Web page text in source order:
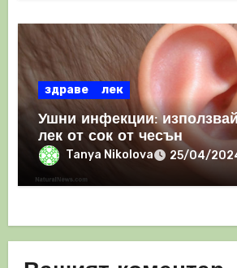
здраве лек
Ушни инфекции:
лек от сок от чесън
Tanya Nikolova 25/04/